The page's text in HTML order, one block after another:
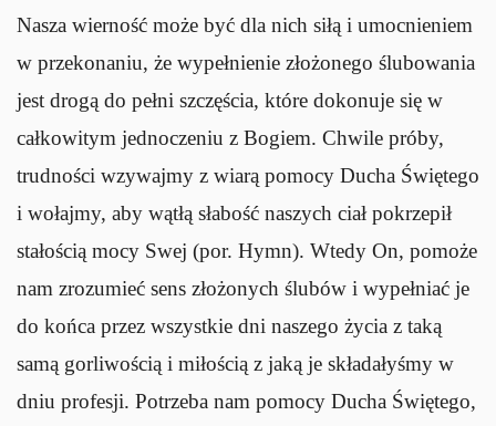
Nasza wierność może być dla nich siłą i umocnieniem
w przekonaniu, że wypełnienie złożonego ślubowania
jest drogą do pełni szczęścia, które dokonuje się w
całkowitym jednoczeniu z Bogiem. Chwile próby,
trudności wzywajmy z wiarą pomocy Ducha Świętego
i wołajmy, aby wątłą słabość naszych ciał pokrzepił
stałością mocy Swej (por. Hymn). Wtedy On, pomoże
nam zrozumieć sens złożonych ślubów i wypełniać je
do końca przez wszystkie dni naszego życia z taką
samą gorliwością i miłością z jaką je składałyśmy w
dniu profesji. Potrzeba nam pomocy Ducha Świętego,